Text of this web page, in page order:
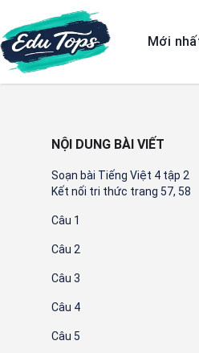
Mới
NỘI DUNG BÀI VIẾT
Soạn bài Tiếng Việt 4 tập 2
Kết nối tri thức trang 57, 58
Câu 1
Câu 2
Câu 3
Câu 4
Câu 5